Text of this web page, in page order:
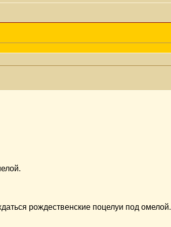
рождественские поцелуи под омелой.